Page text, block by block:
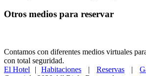
Otros medios para reservar
Contamos con diferentes medios virtuales
con total seguridad.
El Hotel
| Habitaciones | Reservas |